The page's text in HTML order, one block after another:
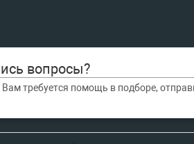
вопросы?
требуется помощь в подборе,